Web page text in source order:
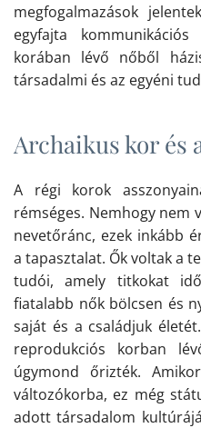
megfogalmazások
egyfajta
korában lévő nőből
társadalmi és az egyéni
Archaikus kor és
A régi korok
rémséges. Nemhogy nem
nevetőránc, ezek inkább
a tapasztalat. Ők voltak a
tudói, amely titkokat
fiatalabb nők bölcsen és
saját és a családjuk
reprodukciós korban
úgymond őrizték.
változókorba, ez még
adott társadalom